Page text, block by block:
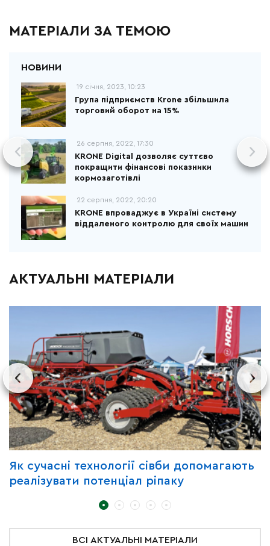
МАТЕРІАЛИ ЗА ТЕМОЮ
19 січня, 2023, 10:23
Група підприємств Krone збільшила
торговий оборот на 15%
26 серпня, 2022, 17:30
KRONE Digital дозволяє суттєво
покращити фінансові показники
кормозаготівлі
22 серпня, 2022, 20:20
KRONE впроваджує в Україні систему
віддаленого контролю для своїх машин
АКТУАЛЬНІ МАТЕРІАЛИ
Як сучасні технології сівби допомагають
реалізувати потенціал ріпаку
ВСІ АКТУАЛЬНІ МАТЕРІАЛИ